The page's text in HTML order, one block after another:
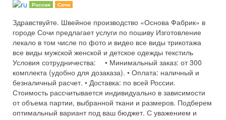
Россия Сочи
Здравствуйте. Швейное производство «Основа Фабрик» в
городе Сочи предлагает услуги по пошиву Изготовление
лекало в том числе по фото и видео все виды трикотажа
все виды мужской женской и детское одежды текстиль
Условия сотрудничества: ⠀ • Минимальный заказ: от 300
комплекта (удобно для дозаказа). • Оплата: наличный и
безналичный расчет. • Доставка: по всей России. ⠀
Стоимость рассчитывается индивидуально в зависимости
от объема партии, выбранной ткани и размеров. Подберем
оптимальный вариант под ваш бюджет. С уважением и